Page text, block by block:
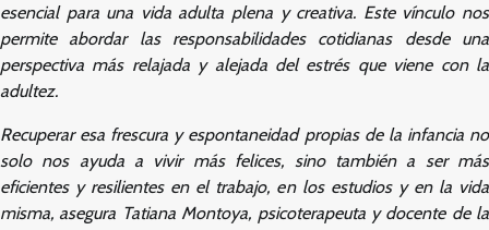
esencial para una vida adulta plena y creativa. Este vínculo nos
permite abordar las responsabilidades cotidianas desde una
perspectiva más relajada y alejada del estrés que viene con la
adultez.
Recuperar esa frescura y espontaneidad propias de la infancia no
solo nos ayuda a vivir más felices, sino también a ser más
eficientes y resilientes en el trabajo, en los estudios y en la vida
misma, asegura Tatiana Montoya, psicoterapeuta y docente de la